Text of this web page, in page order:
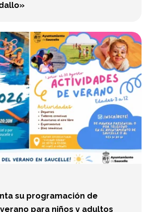
su programación de
para niños y adultos